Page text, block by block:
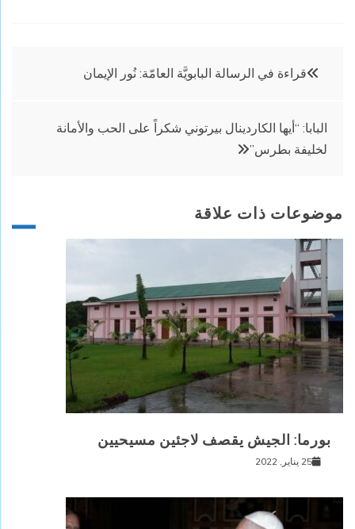
تصفّح
المقالات
قراءة في الرسالة البابويَّة العامّة: نُور الإيمان
البابا: “أيها الكاردينال بيرتوني شكراً على الحب والأمانة
لخليفة بطرس”
موضوعات ذات علاقة
بورما: الجيش يقصف لاجئين مسيحيين
25 يناير, 2022